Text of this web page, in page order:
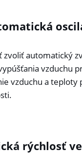
zvoliť automatický
vzduchu
vzduchu a teploty
rýchlosť